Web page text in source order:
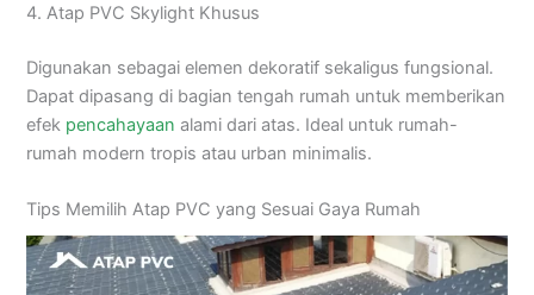
4. Atap PVC Skylight Khusus
Digunakan sebagai elemen dekoratif sekaligus fungsional.
Dapat dipasang di bagian tengah rumah untuk memberikan
efek pencahayaan alami dari atas. Ideal untuk rumah-
rumah modern tropis atau urban minimalis.
Tips Memilih Atap PVC yang Sesuai Gaya Rumah